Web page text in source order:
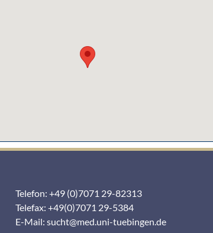
Telefon: +49 (0)7071 29-82313
Telefax: +49(0)7071 29-5384
E-Mail: sucht@med.uni-tuebingen.de